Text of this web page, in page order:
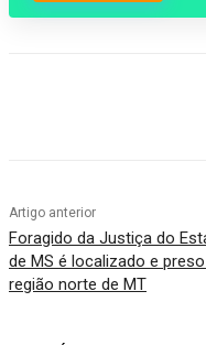
Artigo anterior
Foragido da Justiça do
de MS é localizado e
região norte de MT